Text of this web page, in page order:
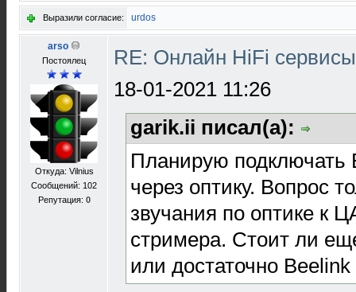
Выразили согласие: urdos
arso
Постоялец
Откуда: Vilnius
Сообщений: 102
Репутация: 0
RE: Онлайн HiFi
18-01-2021 11:26
garik.ii писал(а):
Планирую подключать
через оптику. Вопрос
звучания по оптике к
стримера. Стоит ли
или достаточно